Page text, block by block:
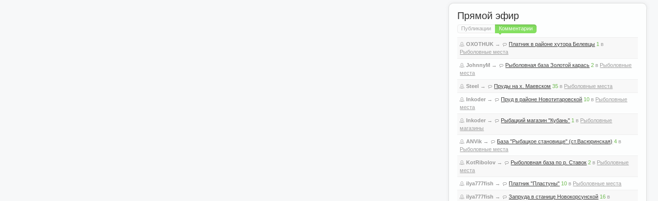
Прямой эфир
Публикации Комментарии
OXOTHUK → Платник в районе хутора Белевцы 1 в
Рыболовные места
JohnnyM → Рыболовная база Золотой карась 2 в Рыболовные
места
Steel → Пруды на х. Маевском 35 в Рыболовные места
Inkoder → Пруд в районе Новотитаровской 10 в Рыболовные
места
Inkoder → Рыбацкий магазин "Кубань" 1 в Рыболовные
магазины
ANVik → База "Рыбацкое становище" (ст.Васюринская) 4 в
Рыболовные места
KotRibolov → Рыболовная база по р. Ставок 2 в Рыболовные
места
ilya777fish → Платник "Пластуны" 10 в Рыболовные места
ilya777fish → Запруда в станице Новокорсунской 16 в